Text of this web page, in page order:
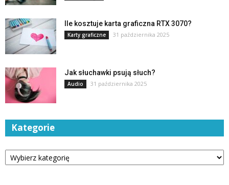
Ile kosztuje karta graficzna RTX 3070?
Karty graficzne 31 października 2025
Jak słuchawki psują słuch?
Audio 31 października 2025
Kategorie
Kategorie